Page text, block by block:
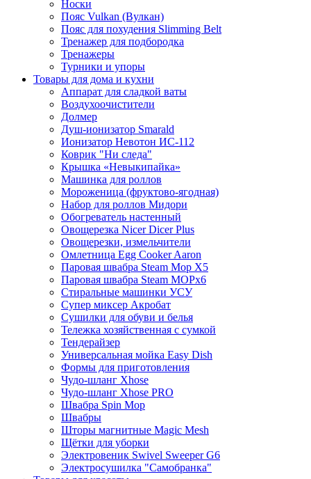
Носки
Пояс Vulkan (Вулкан)
Пояс для похудения Slimming Belt
Тренажер для подбородка
Тренажеры
Турники и упоры
Товары для дома и кухни
Аппарат для сладкой ваты
Воздухоочистители
Долмер
Душ-ионизатор Smarald
Ионизатор Невотон ИС-112
Коврик "Ни следа"
Крышка «Невыкипайка»
Машинка для роллов
Мороженица (фруктово-ягодная)
Набор для роллов Мидори
Обогреватель настенный
Овощерезка Nicer Dicer Plus
Овощерезки, измельчители
Омлетница Egg Сooker Aaron
Паровая швабра Steam Mop X5
Паровая швабра Steam MOPх6
Стиральные машинки УСУ
Супер миксер Акробат
Сушилки для обуви и белья
Тележка хозяйственная с сумкой
Тендерайзер
Универсальная мойка Easy Dish
Формы для приготовления
Чудо-шланг Xhose
Чудо-шланг Xhose PRO
Швабра Spin Mop
Швабры
Шторы магнитные Magic Mesh
Щётки для уборки
Электровеник Swivel Sweeper G6
Электросушилка "Самобранка"